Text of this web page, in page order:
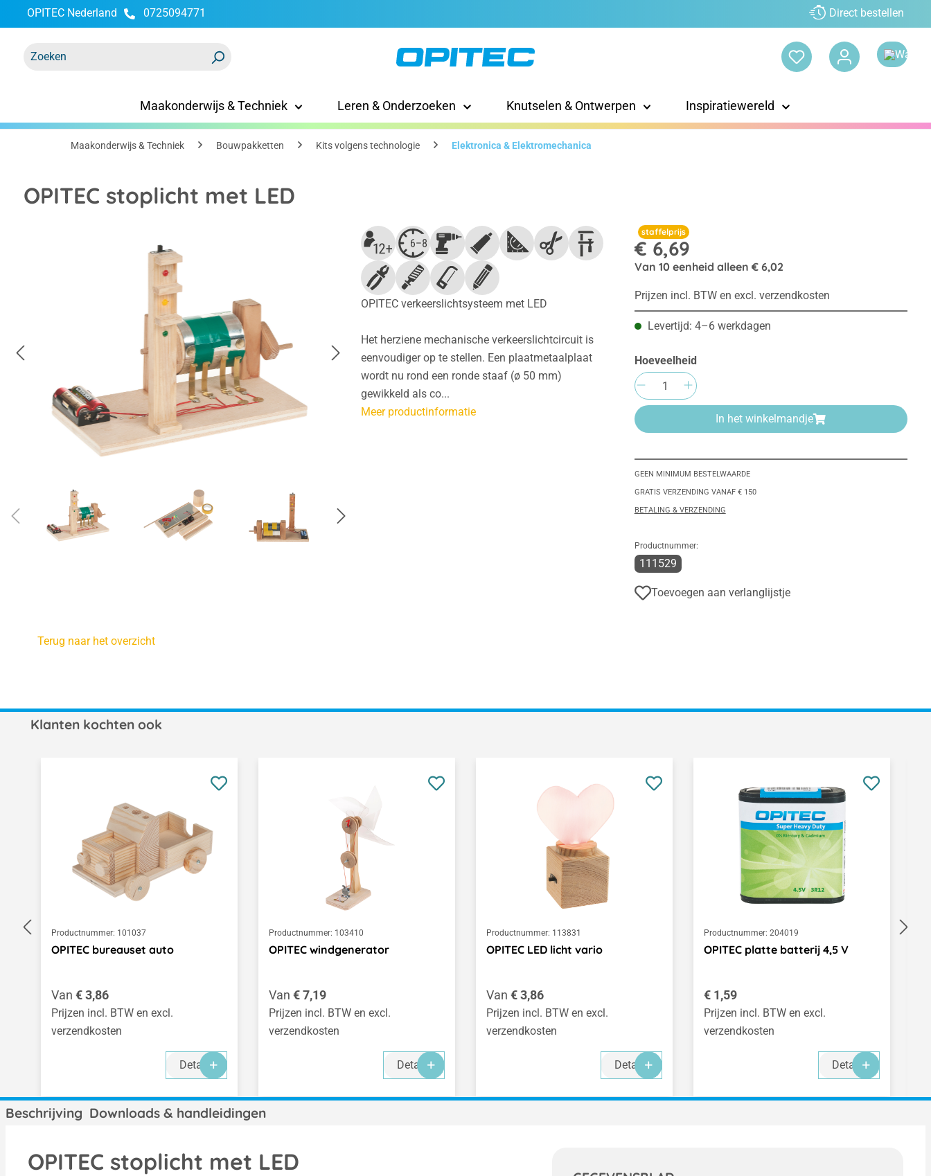
Ga naar de hoofdnavigatie
OPITEC Nederland 0725094771 Direct bestellen
Maakonderwijs & Techniek Leren & Onderzoeken Knutselen & Ontwerpen Inspiratiewereld
Maakonderwijs & Techniek Bouwpakketten Kits volgens technologie Elektronica & Elektromechanica
OPITEC stoplicht met LED
OPITEC verkeerslichtsysteem met LED
Het herziene mechanische verkeerslichtcircuit is
eenvoudiger op te stellen. Een plaatmetaalplaat
wordt nu rond een ronde staaf (ø 50 mm)
gewikkeld als co...
Meer productinformatie
staffelprijs
€ 6,69
Van 10eenheid alleen € 6,02
Prijzen incl. BTW en excl. verzendkosten
Levertijd: 4–6 werkdagen
Hoeveelheid
Producthoeveelheid: Voer de
In het winkelmandje
GEEN MINIMUM BESTELWAARDE
GRATIS VERZENDING VANAF € 150
BETALING & VERZENDING
Productnummer:
111529
Toevoegen aan verlanglijstje
Terug naar het overzicht
Klanten kochten ook
Productnummer: 101037
OPITEC bureauset auto
Normale prijs:
Van € 3,86
Prijzen incl. BTW en excl.
verzendkosten
Details
Productnummer: 103410
OPITEC windgenerator
Normale prijs:
Van € 7,19
Prijzen incl. BTW en excl.
verzendkosten
Details
Productnummer: 113831
OPITEC LED licht vario
Normale prijs:
Van € 3,86
Prijzen incl. BTW en excl.
verzendkosten
Details
Productnummer: 204019
OPITEC platte batterij 4,5 V
Normale prijs:
€ 1,59
Prijzen incl. BTW en excl.
verzendkosten
Details
Beschrijving Downloads & handleidingen
OPITEC stoplicht met LED